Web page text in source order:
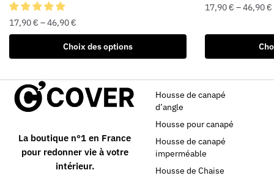
17,90€ –46,90€
Choix des options
17,90€ –46,90€
La boutique n°1 en France
pour redonner vie à votre
intérieur.
Housse de canapé
d’angle
Housse pour canapé
Housse de canapé
imperméable
Housse de Chaise